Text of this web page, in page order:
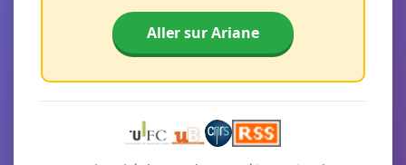
Aller sur Ariane